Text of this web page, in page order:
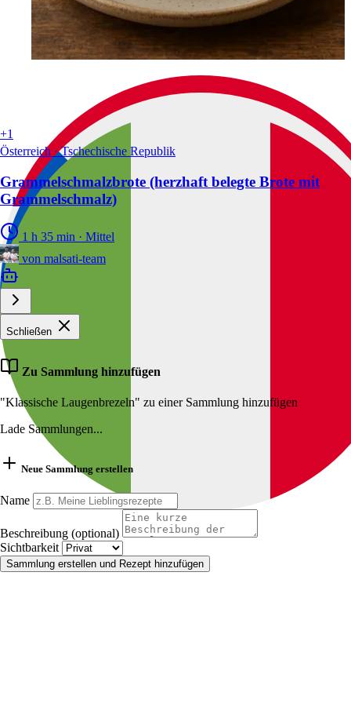
+1
Österreich · Tschechische Republik
Grammelschmalzbrote (herzhaft belegte Brote mit
Grammelschmalz)
1 h 35 min · Mittel
von malsati-team
Schließen
Zu Sammlung hinzufügen
"Klassische Laugenbrezeln" zu einer Sammlung hinzufügen
Lade Sammlungen...
Neue Sammlung erstellen
Name
Beschreibung (optional)
Sichtbarkeit
Sammlung erstellen und Rezept hinzufügen